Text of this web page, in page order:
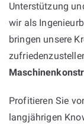
Unterstützung
wir als
bringen unsere
Profitieren Sie
langjährigen